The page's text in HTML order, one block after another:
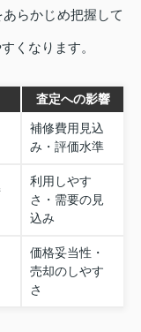
らかじめ把握して
くなります。
査定への影響
補修費用見込
み・評価水準
利用しやす
さ・需要の見
込み
価格妥当性・
売却のしやす
さ